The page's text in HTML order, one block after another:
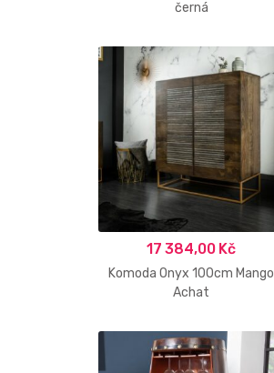
černá
17 384,00 Kč
Komoda Onyx 100cm Mango
Achat